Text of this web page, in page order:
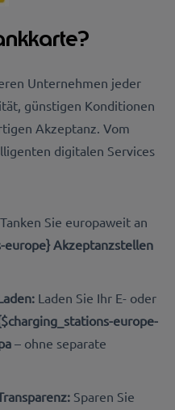
Unternehmen jeder
günstigen Konditionen
Akzeptanz. Vom
digitalen Services
Tanken Sie europaweit an
europe} Akzeptanzstellen
Laden Sie Ihr E- oder
europe-
– ohne separate
Sparen Sie